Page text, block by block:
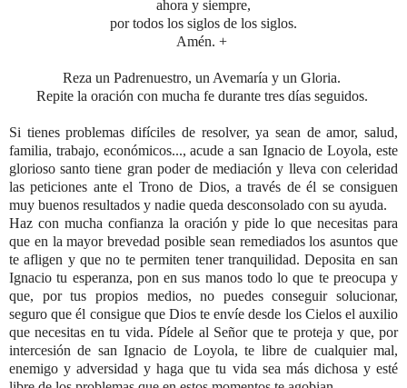
ahora y siempre,
por todos los siglos de los siglos.
Amén. +
Reza un Padrenuestro, un Avemaría y un Gloria.
Repite la oración con mucha fe durante tres días seguidos.
Si tienes problemas difíciles de resolver, ya sean de amor, salud,
familia, trabajo, económicos..., acude a san Ignacio de Loyola, este
glorioso santo tiene gran poder de mediación y lleva con celeridad
las peticiones ante el Trono de Dios, a través de él se consiguen
muy buenos resultados y nadie queda desconsolado con su ayuda.
Haz con mucha confianza la oración y pide lo que necesitas para
que en la mayor brevedad posible sean remediados los asuntos que
te afligen y que no te permiten tener tranquilidad. Deposita en san
Ignacio tu esperanza, pon en sus manos todo lo que te preocupa y
que, por tus propios medios, no puedes conseguir solucionar,
seguro que él consigue que Dios te envíe desde los Cielos el auxilio
que necesitas en tu vida. Pídele al Señor que te proteja y que, por
intercesión de san Ignacio de Loyola, te libre de cualquier mal,
enemigo y adversidad y haga que tu vida sea más dichosa y esté